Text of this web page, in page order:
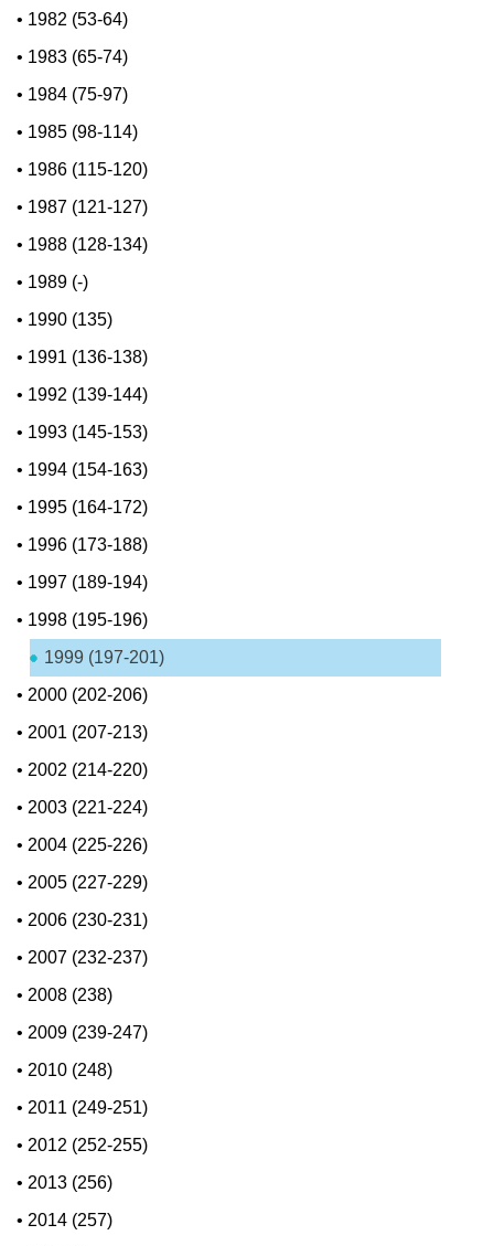
• 1982 (53-64)
• 1983 (65-74)
• 1984 (75-97)
• 1985 (98-114)
• 1986 (115-120)
• 1987 (121-127)
• 1988 (128-134)
• 1989 (-)
• 1990 (135)
• 1991 (136-138)
• 1992 (139-144)
• 1993 (145-153)
• 1994 (154-163)
• 1995 (164-172)
• 1996 (173-188)
• 1997 (189-194)
• 1998 (195-196)
1999 (197-201)
• 2000 (202-206)
• 2001 (207-213)
• 2002 (214-220)
• 2003 (221-224)
• 2004 (225-226)
• 2005 (227-229)
• 2006 (230-231)
• 2007 (232-237)
• 2008 (238)
• 2009 (239-247)
• 2010 (248)
• 2011 (249-251)
• 2012 (252-255)
• 2013 (256)
• 2014 (257)